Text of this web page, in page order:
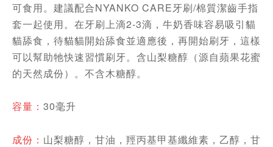
可食用。建議配合NYANKO CARE牙刷/棉質潔齒手指
套一起使用。在牙刷上滴2-3滴，牛奶香味容易吸引貓
貓舔食，待貓貓開始舔食並適應後，再開始刷牙，這樣
可以幫助牠快速習慣刷牙。含山梨糖醇（源自蘋果花蜜
的天然成份）。不含木糖醇。
容量： 30毫升
成份： 山梨糖醇，甘油，羥丙基甲基纖維素，乙醇，甘